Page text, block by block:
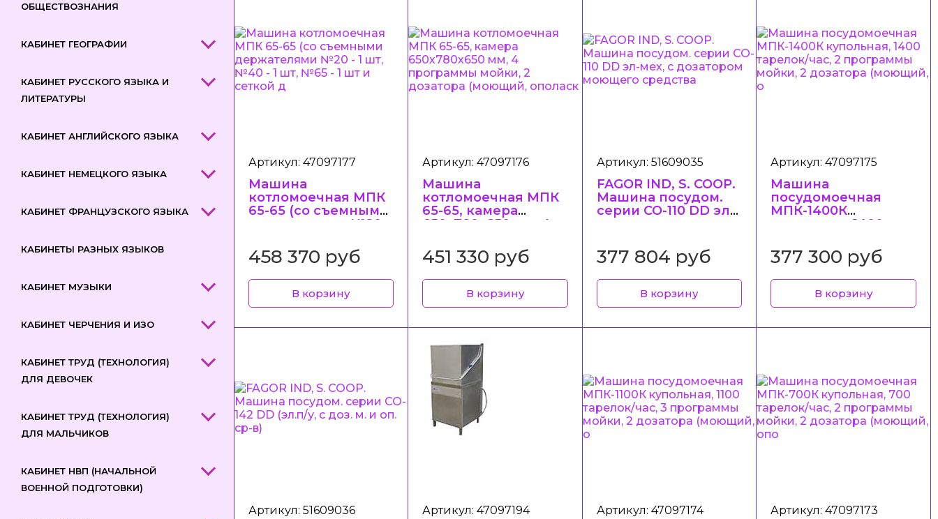
ОБЩЕСТВОЗНАНИЯ
КАБИНЕТ ГЕОГРАФИИ
КАБИНЕТ РУССКОГО ЯЗЫКА И
ЛИТЕРАТУРЫ
КАБИНЕТ АНГЛИЙСКОГО ЯЗЫКА
КАБИНЕТ НЕМЕЦКОГО ЯЗЫКА
КАБИНЕТ ФРАНЦУЗСКОГО ЯЗЫКА
КАБИНЕТЫ РАЗНЫХ ЯЗЫКОВ
КАБИНЕТ МУЗЫКИ
КАБИНЕТ ЧЕРЧЕНИЯ И ИЗО
КАБИНЕТ ТРУД (ТЕХНОЛОГИЯ)
ДЛЯ ДЕВОЧЕК
КАБИНЕТ ТРУД (ТЕХНОЛОГИЯ)
ДЛЯ МАЛЬЧИКОВ
КАБИНЕТ НВП (НАЧАЛЬНОЙ
ВОЕННОЙ ПОДГОТОВКИ)
Артикул: 47097177
Машина
котломоечная МПК
65-65 (со съемными
держателями №20 -
№65 - 1 шт и сеткой
д
458 370 руб
В корзину
Артикул: 47097176
Машина
котломоечная МПК
65-65, камера
650х780х650 мм, 4
2 дозатора
(моющий, ополаск
451 330 руб
В корзину
Артикул: 51609035
FAGOR IND, S. COOP.
Машина посудом.
серии CO-110 DD эл-
377 804 руб
В корзину
Артикул: 47097175
Машина
посудомоечная
МПК-1400К
купольная, 1400
программы мойки,
2 дозатора
(моющий, о
377 300 руб
В корзину
Артикул: 51609036 Артикул: 47097194 Артикул: 47097174 Артикул: 47097173